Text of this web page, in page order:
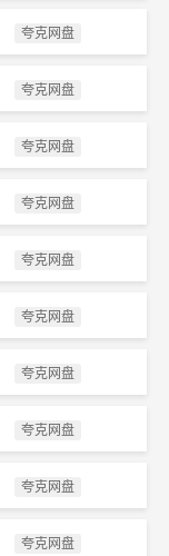
夸克网盘
夸克网盘
夸克网盘
夸克网盘
夸克网盘
夸克网盘
夸克网盘
夸克网盘
夸克网盘
夸克网盘